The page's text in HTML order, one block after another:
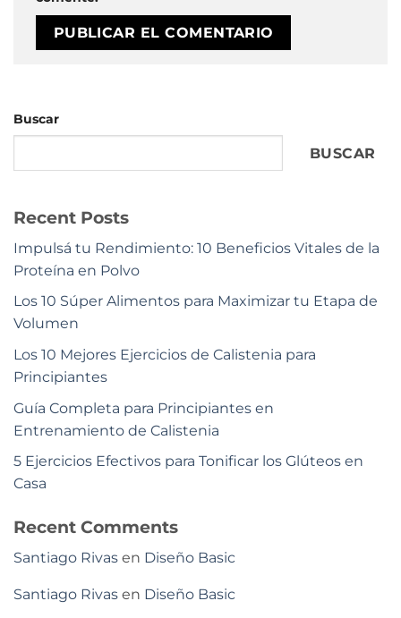
Buscar
BUSCAR
Recent Posts
Impulsá tu Rendimiento: 10 Beneficios Vitales de la
Proteína en Polvo
Los 10 Súper Alimentos para Maximizar tu Etapa de
Volumen
Los 10 Mejores Ejercicios de Calistenia para
Principiantes
Guía Completa para Principiantes en
Entrenamiento de Calistenia
5 Ejercicios Efectivos para Tonificar los Glúteos en
Casa
Recent Comments
Santiago Rivas en Diseño Basic
Santiago Rivas en Diseño Basic